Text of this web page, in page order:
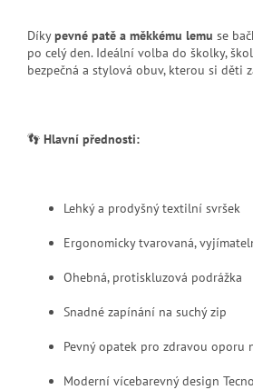
Díkypevné patě a měkkému lemu se
po celý den. Ideální volba do školky,
bezpečná a stylová obuv, kterou si děti
👣 Hlavní přednosti:
Lehký a prodyšný textilní svršek
Ergonomicky tvarovaná,
Ohebná, protiskluzová podrážka
Snadné zapínání na suchý zip
Pevný opatek pro zdravou oporu
Moderní vícebarevný design